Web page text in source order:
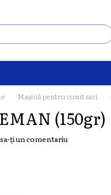
Mașină pentru cusut saci
(150gr)
ți un comentariu